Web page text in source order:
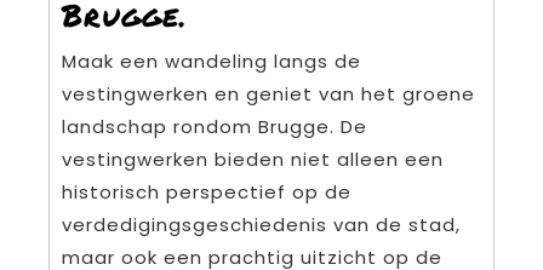
Brugge.
Maak een wandeling langs de
vestingwerken en geniet van het groene
landschap rondom Brugge. De
vestingwerken bieden niet alleen een
historisch perspectief op de
verdedigingsgeschiedenis van de stad,
maar ook een prachtig uitzicht op de